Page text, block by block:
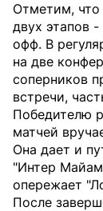
Отметим, что
двух этапов
офф. В
на две
соперников
встречи,
Победителю
матчей
Она дает и
"Интер
опережает
После